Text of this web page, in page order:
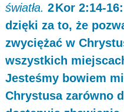
światła. 2 Kor 2:14-
dzięki za to, że
zwyciężać w
wszystkich
Jesteśmy bowiem
Chrystusa zarówno